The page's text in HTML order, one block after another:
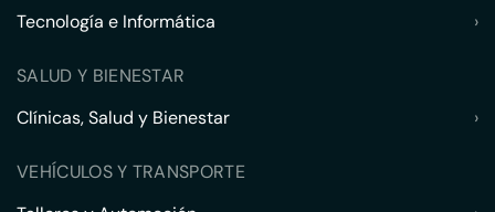
Tecnología e Informática
›
SALUD Y BIENESTAR
Clínicas, Salud y Bienestar
›
VEHÍCULOS Y TRANSPORTE